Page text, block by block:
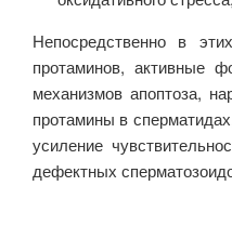
Непосредственно в
протаминов, активные
механизмов апоптоза,
протамины в
усиление
дефектных